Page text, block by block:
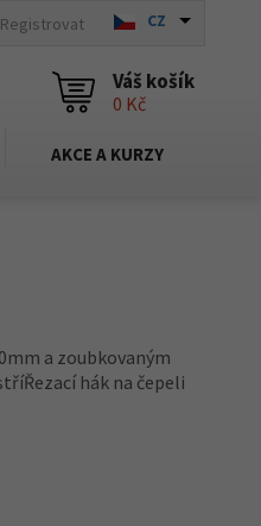
Registrovat CZ
Váš košík
0 Kč
AKCE A KURZY
a zoubkovaným
hák na čepeli